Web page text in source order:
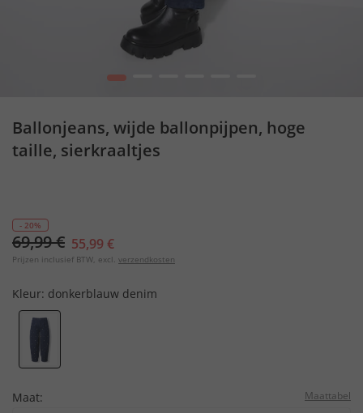
1
Ballonjeans, wijde ballonpijpen, hoge
taille, sierkraaltjes
- 20%
69,99 € 55,99 €
Prijzen inclusief BTW, excl. verzendkosten
Kleur: donkerblauw denim
Maat: Maattabel